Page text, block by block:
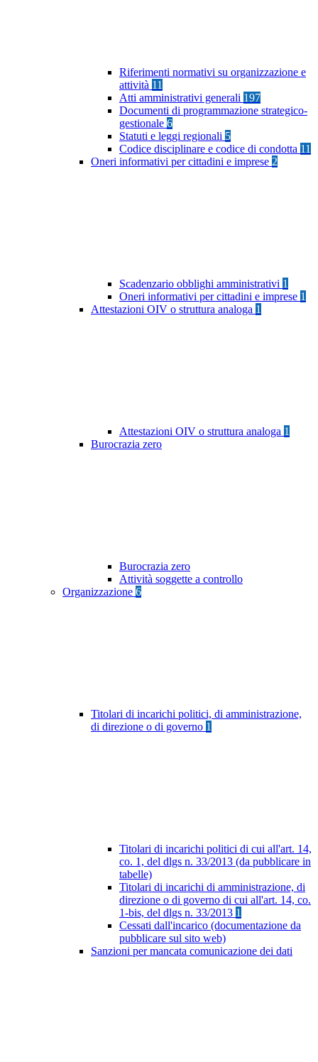
Riferimenti normativi su organizzazione e
attività 11
Atti amministrativi generali 197
Documenti di programmazione strategico-
gestionale 6
Statuti e leggi regionali 5
Codice disciplinare e codice di condotta 11
Oneri informativi per cittadini e imprese 2
Scadenzario obblighi amministrativi 1
Oneri informativi per cittadini e imprese 1
Attestazioni OIV o struttura analoga 1
Attestazioni OIV o struttura analoga 1
Burocrazia zero
Burocrazia zero
Attività soggette a controllo
Organizzazione 6
Titolari di incarichi politici, di amministrazione,
di direzione o di governo 1
Titolari di incarichi politici di cui all'art. 14,
co. 1, del dlgs n. 33/2013 (da pubblicare in
tabelle)
Titolari di incarichi di amministrazione, di
direzione o di governo di cui all'art. 14, co.
1-bis, del dlgs n. 33/2013 1
Cessati dall'incarico (documentazione da
pubblicare sul sito web)
Sanzioni per mancata comunicazione dei dati